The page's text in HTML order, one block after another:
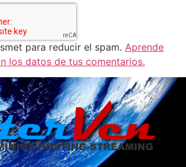
para reducir el spam. Aprende
los datos de tus comentarios.